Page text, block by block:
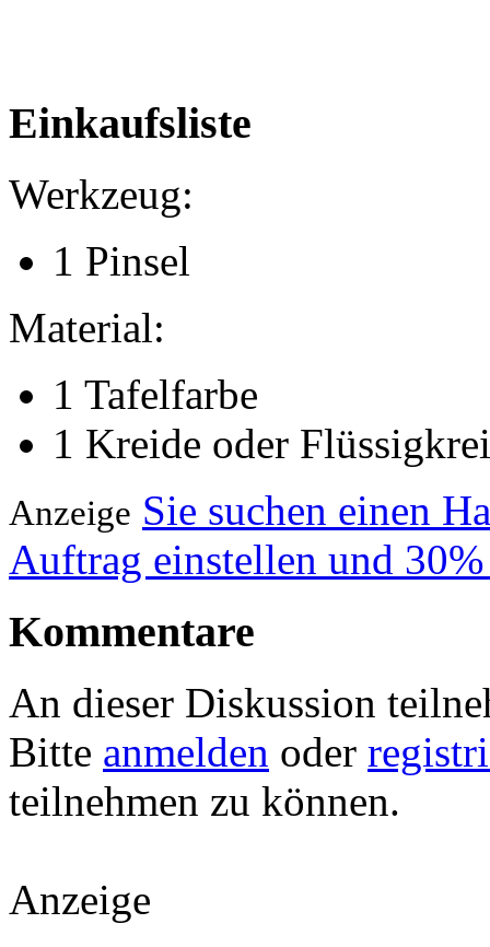
Einkaufsliste
Werkzeug:
1 Pinsel
Material:
1 Tafelfarbe
1 Kreide oder
Anzeige Sie suchen einen
Auftrag einstellen und
Kommentare
An dieser Diskussion
Bitte anmelden oder
teilnehmen zu können.
Anzeige